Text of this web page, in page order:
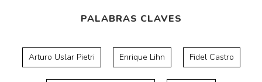
PALABRAS CLAVES
Ar­turo Uslar Pietri Enrique Lihn Fidel Castro